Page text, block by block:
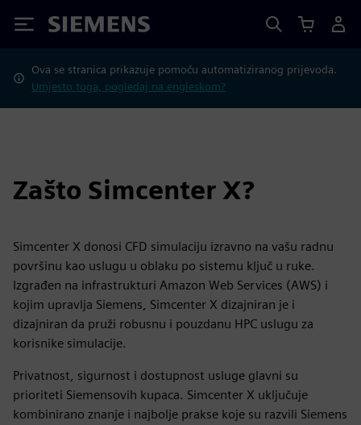
Siemens
Ova se stranica prikazuje pomoću automatiziranog prijevoda.
Umjesto toga, pogledaj na engleskom?
Zašto Simcenter X?
Simcenter X donosi CFD simulaciju izravno na vašu radnu
površinu kao uslugu u oblaku po sistemu ključ u ruke.
Izgrađen na infrastrukturi Amazon Web Services (AWS) i
kojim upravlja Siemens, Simcenter X dizajniran je i
dizajniran da pruži robusnu i pouzdanu HPC uslugu za
korisnike simulacije.
Privatnost, sigurnost i dostupnost usluge glavni su
prioriteti Siemensovih kupaca. Simcenter X uključuje
kombinirano znanje i najbolje prakse koje su razvili Siemens